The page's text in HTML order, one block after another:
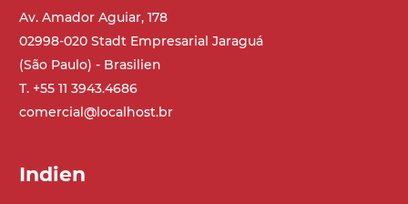
PU Oberfläche in Mattblau
Rippen aus PU
Antrieb
direkt, Zug (linke Seite), 3-phasiger
Av. Amador Aguiar, 178
02998-020 Stadt Empresarial Jaraguá
(São Paulo) - Brasilien
T. +55 11 3943.4686
comercial@localhost.br
Indien